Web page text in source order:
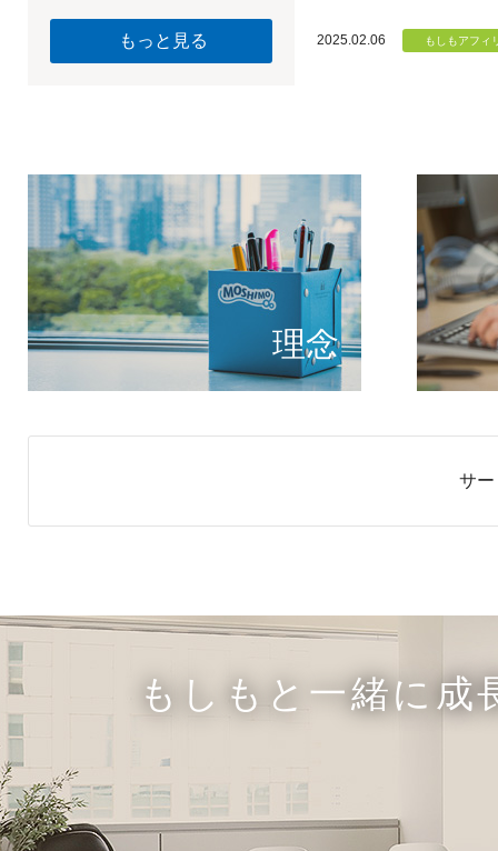
もっと見る 2025.02.06
理念
個のチ
もしもが描く未
サ
もしもと一緒に成